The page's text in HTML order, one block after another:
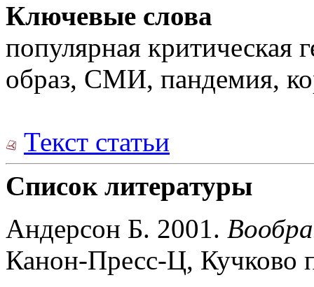
Ключевые слова
популярная критическая
образ, СМИ, пандемия,
Текст статьи
Список литературы
Андерсон Б. 2001.
Канон-Пресс-Ц, Кучково